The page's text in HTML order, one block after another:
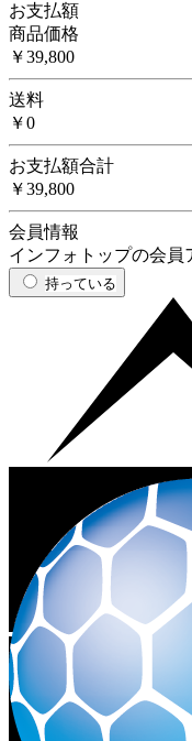
お支払額
商品価格
￥39,800
送料
￥0
お支払額合計
￥39,800
会員情報
インフォトップの会員
持っている